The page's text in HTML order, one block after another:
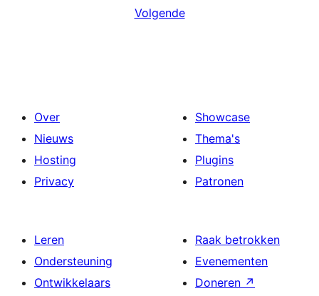
Volgende
Over
Nieuws
Hosting
Privacy
Showcase
Thema's
Plugins
Patronen
Leren
Ondersteuning
Ontwikkelaars
Raak betrokken
Evenementen
Doneren ↗